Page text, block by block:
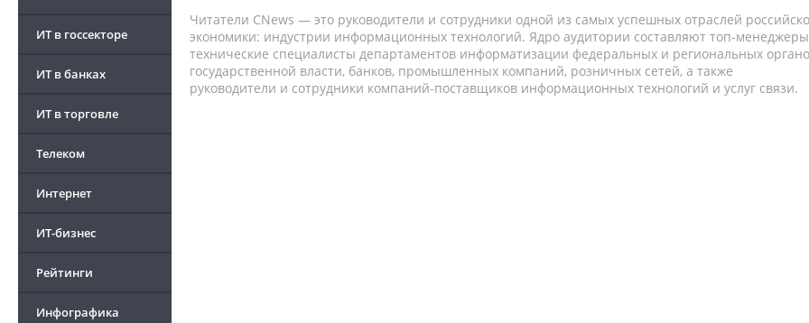
ИТ в госсекторе
ИТ в банках
ИТ в торговле
Телеком
Интернет
ИТ-бизнес
Рейтинги
Инфографика
Читатели CNews — это руководители и сотрудники одной из самых успешных отраслей
экономики: индустрии информационных технологий. Ядро аудитории составляют топ-
технические специалисты департаментов информатизации федеральных и региональных
государственной власти, банков, промышленных компаний, розничных сетей, а также
руководители и сотрудники компаний-поставщиков информационных технологий и услуг связи.